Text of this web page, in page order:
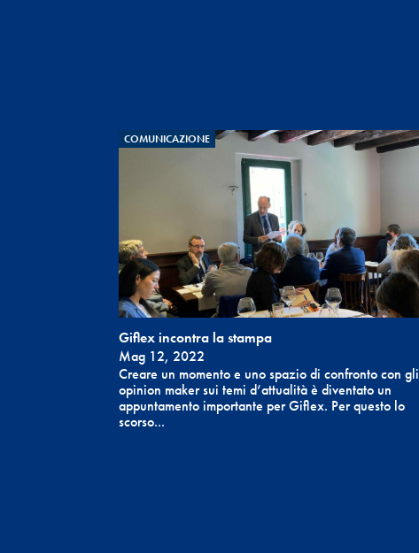
COMUNICAZIONE
Giflex incontra la stampa
Mag 12, 2022
Creare un momento e uno spazio di confronto con gli
opinion maker sui temi d’attualità è diventato un
appuntamento importante per Giflex. Per questo lo
scorso...